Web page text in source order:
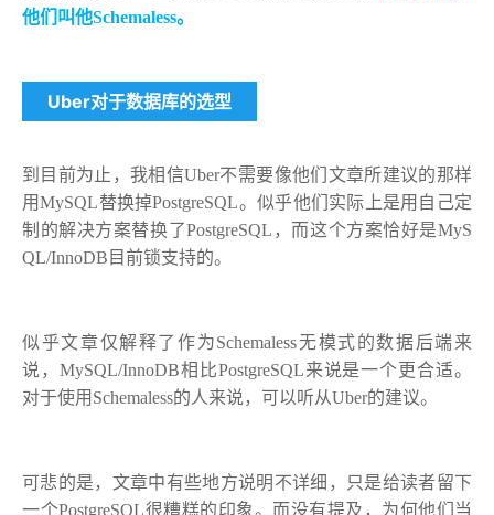
他们叫他Schemaless。
Uber对于数据库的选型
到目前为止，我相信Uber不需要像他们文章所建议的那样
用MySQL替换掉PostgreSQL。似乎他们实际上是用自己定
制的解决方案替换了PostgreSQL，而这个方案恰好是MyS
QL/InnoDB目前锁支持的。
似乎文章仅解释了作为Schemaless无模式的数据后端来
说，MySQL/InnoDB相比PostgreSQL来说是一个更合适。
对于使用Schemaless的人来说，可以听从Uber的建议。
可悲的是，文章中有些地方说明不详细，只是给读者留下
一个PostgreSQL很糟糕的印象。而没有提及，为何他们当